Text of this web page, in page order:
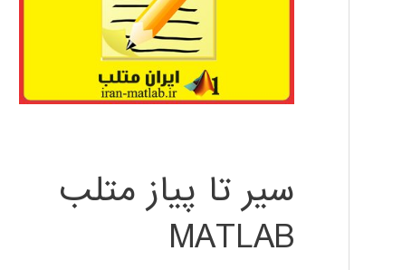
سیر تا پیاز متلب
MATLAB